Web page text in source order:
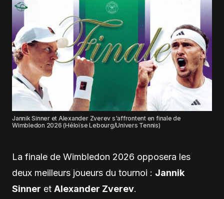
Jannik Sinner et Alexander Zverev s'affrontent en finale de
Wimbledon 2026 (Héloïse Lebourg/Univers Tennis)
La finale de Wimbledon 2026 opposera les
deux meilleurs joueurs du tournoi : Jannik
Sinner et Alexander Zverev.